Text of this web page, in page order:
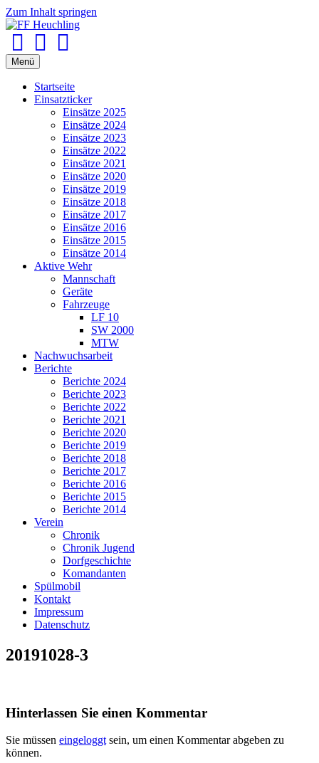
Zum Inhalt springen
Menü
Startseite
Einsatzticker
Einsätze 2025
Einsätze 2024
Einsätze 2023
Einsätze 2022
Einsätze 2021
Einsätze 2020
Einsätze 2019
Einsätze 2018
Einsätze 2017
Einsätze 2016
Einsätze 2015
Einsätze 2014
Aktive Wehr
Mannschaft
Geräte
Fahrzeuge
LF 10
SW 2000
MTW
Nachwuchsarbeit
Berichte
Berichte 2024
Berichte 2023
Berichte 2022
Berichte 2021
Berichte 2020
Berichte 2019
Berichte 2018
Berichte 2017
Berichte 2016
Berichte 2015
Berichte 2014
Verein
Chronik
Chronik Jugend
Dorfgeschichte
Komandanten
Spülmobil
Kontakt
Impressum
Datenschutz
20191028-3
Hinterlassen Sie einen Kommentar
Sie müssen eingeloggt sein, um einen Kommentar abgeben zu
können.